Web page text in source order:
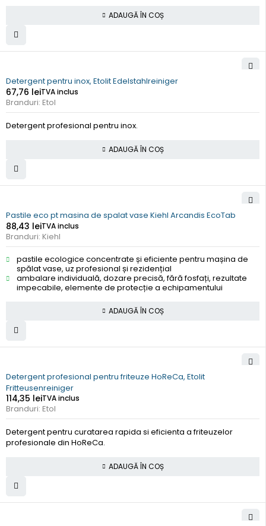
ADAUGĂ ÎN COȘ
Detergent pentru inox, Etolit Edelstahlreiniger
67,76 leiTVA inclus
Branduri: Etol
Detergent profesional pentru inox.
ADAUGĂ ÎN COȘ
Pastile eco pt masina de spalat vase Kiehl Arcandis EcoTab
88,43 leiTVA inclus
Branduri: Kiehl
pastile ecologice concentrate și eficiente pentru mașina de
spălat vase, uz profesional și rezidențial
ambalare individuală, dozare precisă, fără fosfați, rezultate
impecabile, elemente de protecție a echipamentului
ADAUGĂ ÎN COȘ
Detergent profesional pentru friteuze HoReCa, Etolit
Fritteusenreiniger
114,35 leiTVA inclus
Branduri: Etol
Detergent pentru curatarea rapida si eficienta a friteuzelor
profesionale din HoReCa.
ADAUGĂ ÎN COȘ